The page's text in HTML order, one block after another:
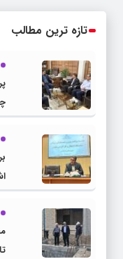
تازه ترین مطالب